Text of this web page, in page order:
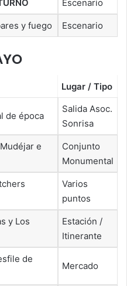
Escenario
y fuego Escenario
Lugar / Tipo
de época
Salida Asoc.
Sonrisa
e
Conjunto
Monumental
Varios
puntos
y Los
Estación /
Itinerante
de
Mercado